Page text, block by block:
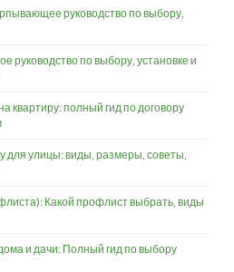
руководство по выбору,
руководство по выбору, установке и
квартиру: полный гид по договору
для улицы: виды, размеры, советы,
Какой профлист выбрать, виды
и дачи: Полный гид по выбору